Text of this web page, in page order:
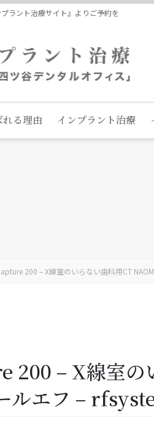
ラント治療サイト』よりご予約を
る理由 インプラント治療
200 – X線室のいらない歯科用CT
200 – X線室の
ルエフ –